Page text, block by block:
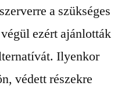
a szükséges
ezért ajánlották
Ilyenkor
védett részekre